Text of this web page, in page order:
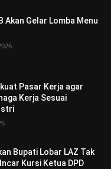
Akan Gelar Lomba Menu
Pasar Kerja agar
Kerja Sesuai
Bupati Lobar LAZ Tak
Kursi Ketua DPD